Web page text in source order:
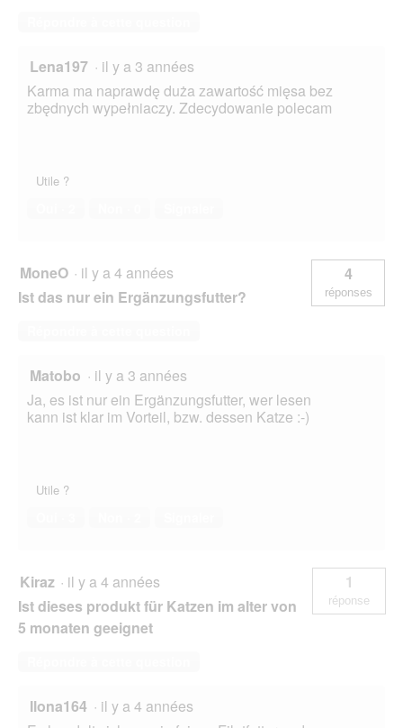
Lena197 · il y a 3 années
Karma ma naprawdę duża zawartość mięsa bez
zbędnych wypełniaczy. Zdecydowanie polecam
Utile ?
MoneO · il y a 4 années
Ist das nur ein Ergänzungsfutter?
4
réponses
Matobo · il y a 3 années
Ja, es ist nur ein Ergänzungsfutter, wer lesen
kann ist klar im Vorteil, bzw. dessen Katze :-)
Utile ?
Kiraz · il y a 4 années
Ist dieses produkt für Katzen im alter von
5 monaten geeignet
1
réponse
Ilona164 · il y a 4 années